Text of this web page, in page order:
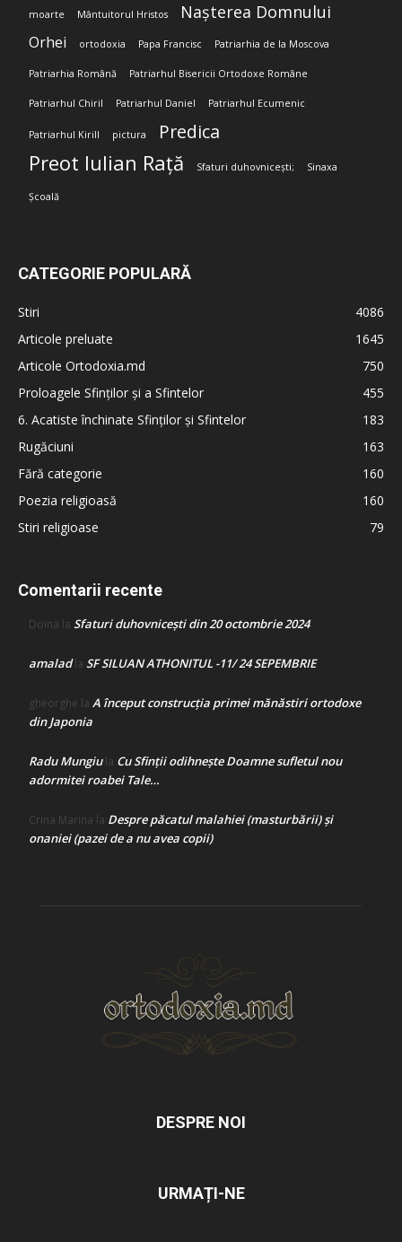
moarte Mântuitorul Hristos Nașterea Domnului
Orhei ortodoxia Papa Francisc Patriarhia de la Moscova
Patriarhia Română Patriarhul Bisericii Ortodoxe Române
Patriarhul Chiril Patriarhul Daniel Patriarhul Ecumenic
Patriarhul Kirill pictura Predica
Preot Iulian Rață Sfaturi duhovnicești; Sinaxa
Școală
CATEGORIE POPULARĂ
Stiri
4086
Articole preluate
1645
Articole Ortodoxia.md
750
Proloagele Sfinților și a Sfintelor
455
6. Acatiste închinate Sfinților și Sfintelor
183
Rugăciuni
163
Fără categorie
160
Poezia religioasă
160
Stiri religioase
79
Comentarii recente
Doina la Sfaturi duhovnicești din 20 octombrie 2024
amaladla SF SILUAN ATHONITUL -11/ 24 SEPEMBRIE
gheorghe la A început construcţia primei mănăstiri ortodoxe
din Japonia
Radu Mungiula Cu Sfinții odihnește Doamne sufletul nou
adormitei roabei Tale…
Crina Marina la Despre păcatul malahiei (masturbării) şi
onaniei (pazei de a nu avea copii)
DESPRE NOI
URMAȚI-NE